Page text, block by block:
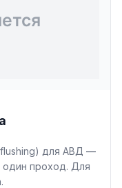
для АВД —
один проход. Для